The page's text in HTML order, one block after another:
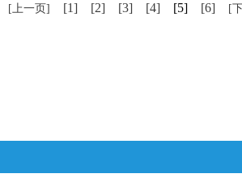
[上一页] [1] [2] [3] [4] [5] [6] [